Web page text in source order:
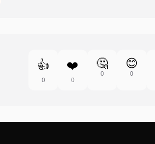
👍
0
❤️
0
🤔
0
😊
0